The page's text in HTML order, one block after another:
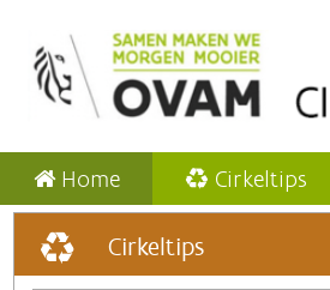
Home Cirkeltips
Cirkeltips